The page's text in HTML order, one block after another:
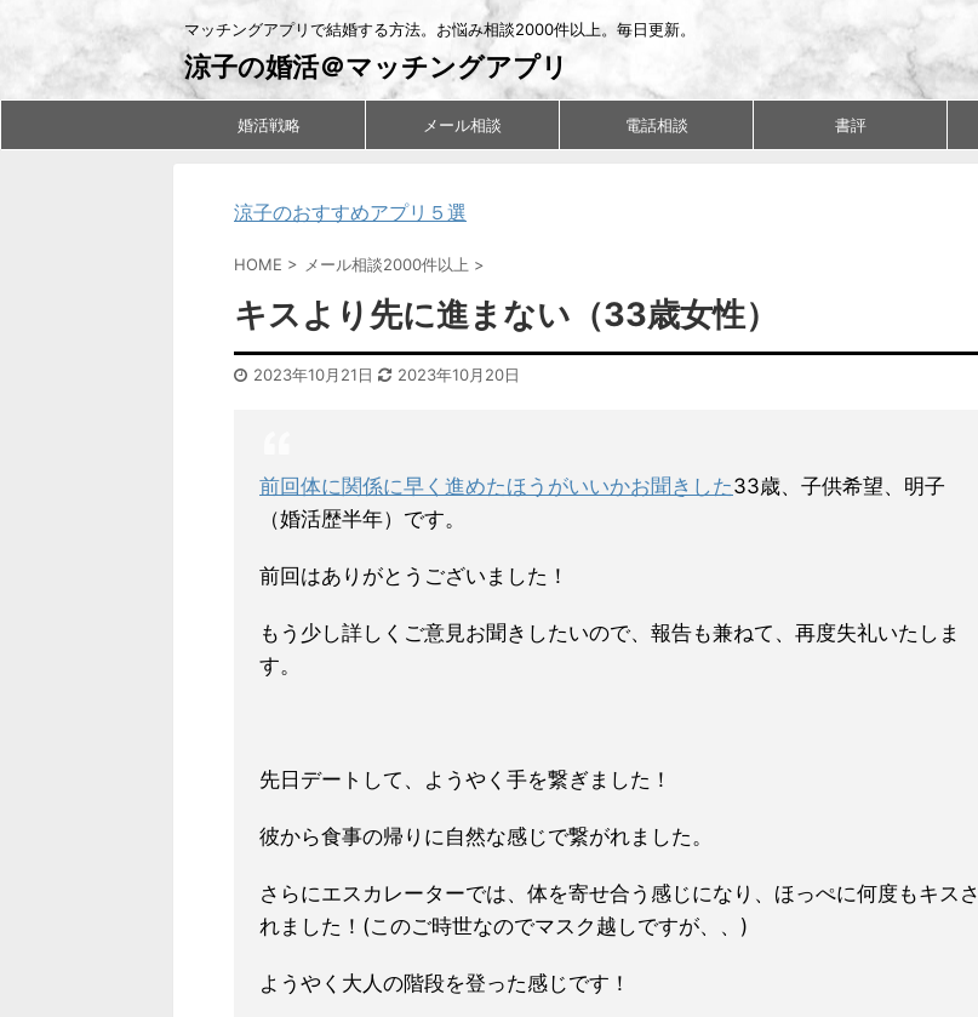
マッチングアプリで結婚する方法。お悩み相談2000件以上。毎日更新。
涼子の婚活＠マッチングアプリ
婚活戦略 メール相談 電話相談 書評
涼子のおすすめアプリ５選
HOME > メール相談2000件以上 >
キスより先に進まない（33歳女性）
2023年10月21日 2023年10月20日
前回体に関係に早く進めたほうがいいかお聞きした33歳、子供希望、明子
（婚活歴半年）です。
前回はありがとうございました！
もう少し詳しくご意見お聞きしたいので、報告も兼ねて、再度失礼いたしま
す。
先日デートして、ようやく手を繋ぎました！
彼から食事の帰りに自然な感じで繋がれました。
さらにエスカレーターでは、体を寄せ合う感じになり、ほっぺに何度もキスさ
れました！(このご時世なのでマスク越しですが、、)
ようやく大人の階段を登った感じです！